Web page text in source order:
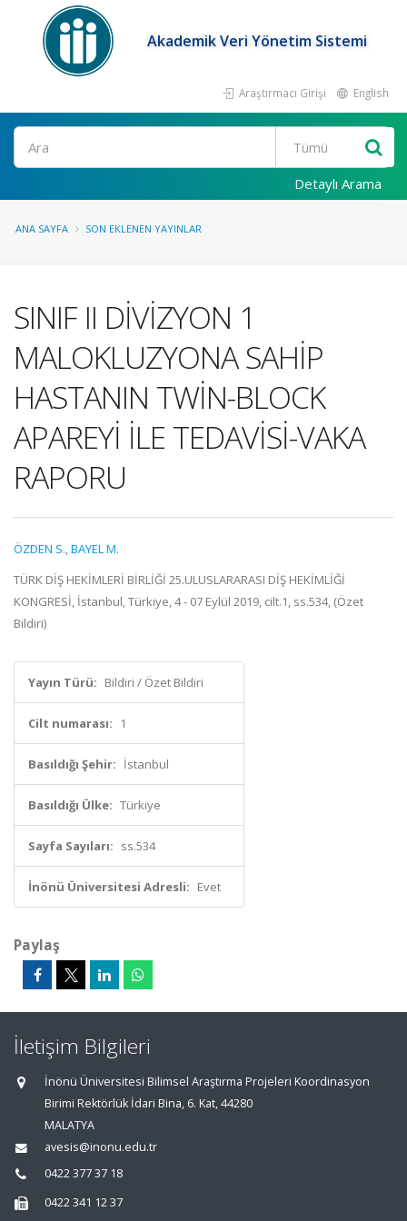
Akademik Veri Yönetim Sistemi
Araştırmacı Girişi English
Ara
Detaylı Arama
ANA SAYFA SON EKLENEN YAYINLAR
SINIF II DİVİZYON 1
MALOKLUZYONA SAHİP
HASTANIN TWİN-BLOCK
APAREYİ İLE TEDAVİSİ-VAKA
RAPORU
ÖZDEN S.,BAYEL M.
TÜRK DİŞ HEKİMLERİ BİRLİĞİ 25.ULUSLARARASI DİŞ HEKİMLİĞİ
KONGRESİ, İstanbul, Türkiye, 4 - 07 Eylül 2019, cilt.1, ss.534, (Özet
Bildiri)
Yayın Türü: Bildiri / Özet Bildiri
Cilt numarası: 1
Basıldığı Şehir: İstanbul
Basıldığı Ülke: Türkiye
Sayfa Sayıları: ss.534
İnönü Üniversitesi Adresli: Evet
Paylaş
İletişim Bilgileri
İnönü Üniversitesi Bilimsel Araştırma Projeleri Koordinasyon
Birimi Rektörlük İdari Bina, 6. Kat, 44280
MALATYA
avesis@inonu.edu.tr
0422 377 37 18
0422 341 12 37